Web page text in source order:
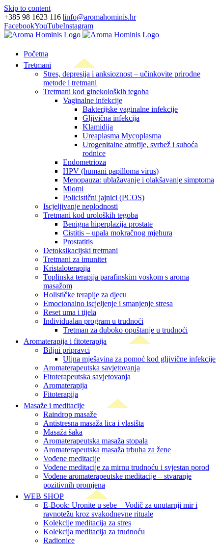
Skip to content
+385 98 1623 116 |info@aromahominis.hr
FacebookYouTubeInstagram
Početna
Tretmani
Stres, depresija i anksioznost – učinkovite prirodne
metode i tretmani
Tretmani kod ginekoloških tegoba
Vaginalne infekcije
Bakterijske vaginalne infekcije
Gljivična infekcija
Klamidija
Ureaplasma Mycoplasma
Urogenitalne atrofije, svrbež i suhoća
rodnice
Endometrioza
HPV (humani papilloma virus)
Menopauza: ublažavanje i olakšavanje simptoma
Miomi
Policistični jajnici (PCOS)
Iscjeljivanje neplodnosti
Tretmani kod uroloških tegoba
Benigna hiperplazija prostate
Cistitis – upala mokračnog mjehura
Prostatitis
Detoksikacijski tretmani
Tretmani za imunitet
Kristaloterapija
Toplinska terapija parafinskim voskom s aroma
masažom
Holističke terapije za djecu
Emocionalno iscjeljenje i smanjenje stresa
Reset uma i tijela
Individualan program u trudnoći
Tretman za duboko opuštanje u trudnoći
Aromaterapija i fitoterapija
Biljni pripravci
Uljna mješavina za pomoć kod gljivične infekcije
Aromaterapeutska savjetovanja
Fitoterapeutska savjetovanja
Aromaterapija
Fitoterapija
Masaže i meditacije
Raindrop masaže
Antistresna masaža lica i vlasišta
Masaža šaka
Aromaterapeutska masaža stopala
Aromaterapeutska masaža trbuha za žene
Vođene meditacije
Vođene meditacije za mirnu trudnoću i svjestan porod
Vođene aromaterapeutske meditacije – stvaranje
pozitivnih promjena
WEB SHOP
E-Book: Uronite u sebe – Vodič za unutarnji mir i
ravnotežu kroz svakodnevne rituale
Kolekcije meditacija za stres
Kolekcija meditacija za trudnoću
Radionice